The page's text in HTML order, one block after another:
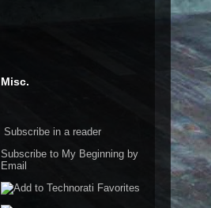
Misc.
Subscribe in a reader
Subscribe to My Beginning by
Email